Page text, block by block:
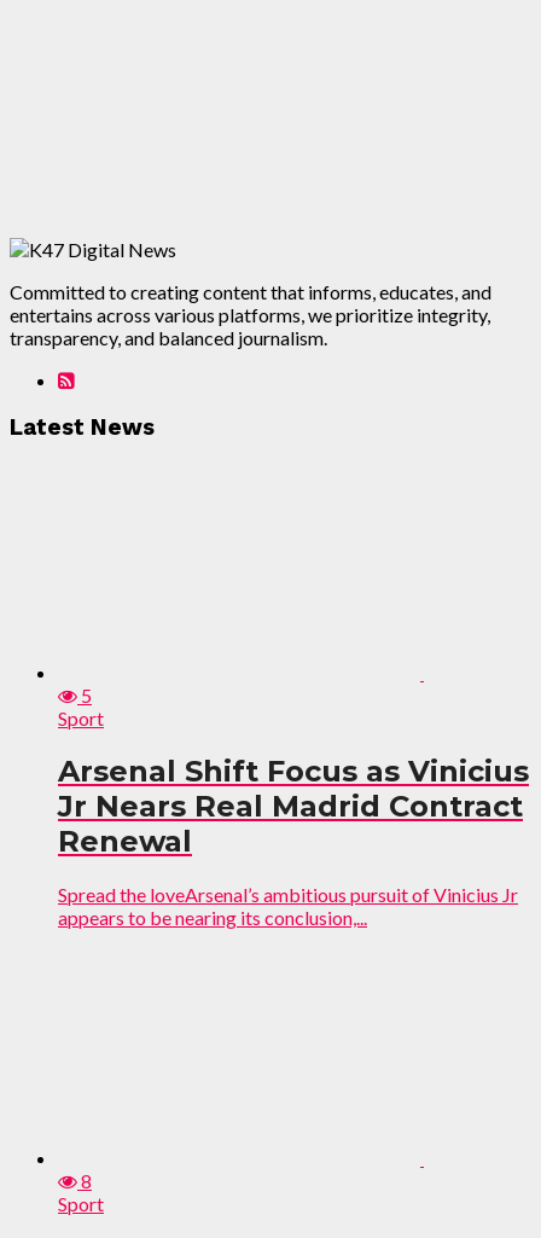
Committed to creating content that informs, educates, and
entertains across various platforms, we prioritize integrity,
transparency, and balanced journalism.
Latest News
5
Sport
Arsenal Shift Focus as Vinicius
Jr Nears Real Madrid Contract
Renewal
Spread the loveArsenal’s ambitious pursuit of Vinicius Jr
appears to be nearing its conclusion,...
8
Sport